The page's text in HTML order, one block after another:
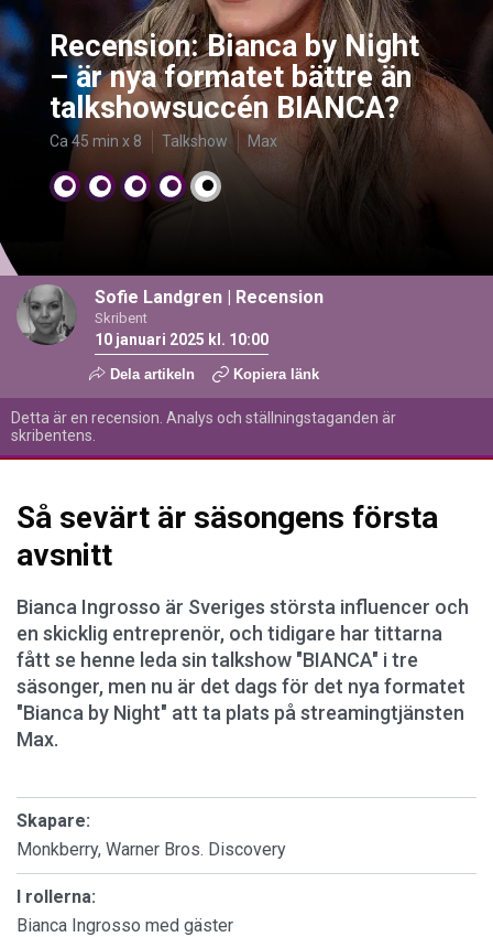
Recension: Bianca by Night
– är nya formatet bättre än
talkshowsuccén BIANCA?
Ca 45 min x 8 Talkshow Max
Sofie Landgren | Recension
Skribent
10 januari 2025 kl. 10:00
Dela artikeln Kopiera länk
Detta är en recension. Analys och ställningstaganden är
skribentens.
Så sevärt är säsongens första
avsnitt
Bianca Ingrosso är Sveriges största influencer och
en skicklig entreprenör, och tidigare har tittarna
fått se henne leda sin talkshow "BIANCA" i tre
säsonger, men nu är det dags för det nya formatet
"Bianca by Night" att ta plats på streamingtjänsten
Max.
Skapare:
Monkberry, Warner Bros. Discovery
I rollerna:
Bianca Ingrosso med gäster